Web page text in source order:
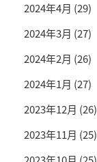
2024年4月 (29)
2024年3月 (27)
2024年2月 (26)
2024年1月 (27)
2023年12月 (26)
2023年11月 (25)